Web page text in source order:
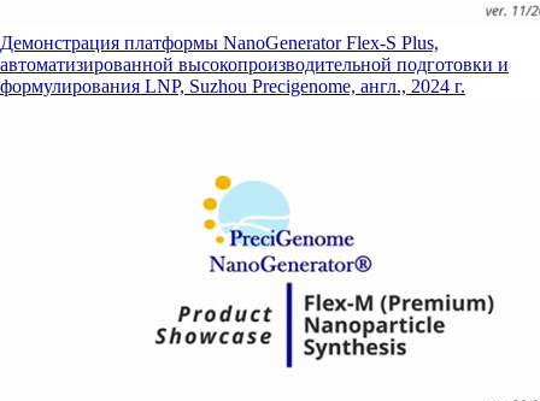
Демонстрация платформы NanoGenerator Flex-S Plus,
автоматизированной высокопроизводительной подготовки и
формулирования LNP, Suzhou Precigenome, англ., 2024 г.